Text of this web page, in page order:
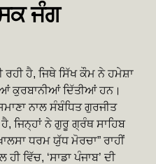
ਜੰਗ
ਰਹੀ ਹੈ, ਜਿਥੇ ਸਿੱਖ ਕੌਮ ਨੇ ਹਮੇਸ਼ਾ
ਕੁਰਬਾਨੀਆਂ ਦਿੱਤੀਆਂ ਹਨ।
ਨਾਲ ਸੰਬੰਧਿਤ ਗੁਰਜੀਤ
ਜਿਨ੍ਹਾਂ ਨੇ ਗੁਰੂ ਗ੍ਰੰਥ ਸਾਹਿਬ
ਧਰਮ ਯੁੱਧ ਮੋਰਚਾ” ਰਾਹੀਂ
ਵਿੱਚ, ‘ਸਾਡਾ ਪੰਜਾਬ’ ਦੀ